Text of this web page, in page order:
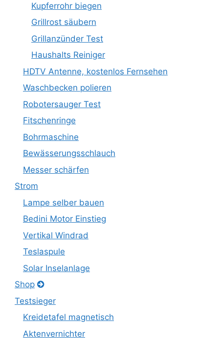
Kupferrohr biegen
Grillrost säubern
Grillanzünder Test
Haushalts Reiniger
HDTV Antenne, kostenlos Fernsehen
Waschbecken polieren
Robotersauger Test
Fitschenringe
Bohrmaschine
Bewässerungsschlauch
Messer schärfen
Strom
Lampe selber bauen
Bedini Motor Einstieg
Vertikal Windrad
Teslaspule
Solar Inselanlage
Shop
Testsieger
Kreidetafel magnetisch
Aktenvernichter